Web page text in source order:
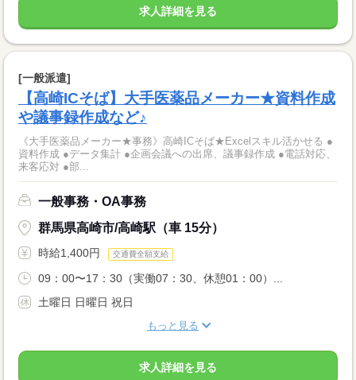
求人詳細を見る
[一般派遣]
【高崎ICそば】大手医薬品メーカー★資料作成
や議事録作成など♪
《大手医薬品メーカー★事務》高崎ICそば★Excelスキル活かせる ●
資料作成 ●データ集計 ●企画会議への出席、議事録作成 ●電話対応、
来客応対 ●部...
一般事務・OA事務
群馬県高崎市/高崎駅（車 15分）
時給1,400円 交通費全額支給
09：00〜17：30（実働07：30、休憩01：00）...
土曜日 日曜日 祝日
もっと見る
求人詳細を見る